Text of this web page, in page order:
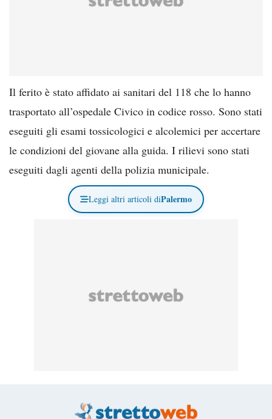
Il ferito è stato affidato ai sanitari del 118 che lo hanno
trasportato all’ospedale Civico in codice rosso. Sono stati
eseguiti gli esami tossicologici e alcolemici per accertare
le condizioni del giovane alla guida. I rilievi sono stati
eseguiti dagli agenti della polizia municipale.
Leggi altri articoli diPalermo